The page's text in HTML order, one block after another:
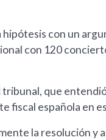
con un
con 120
que
fiscal española en
la resolución y